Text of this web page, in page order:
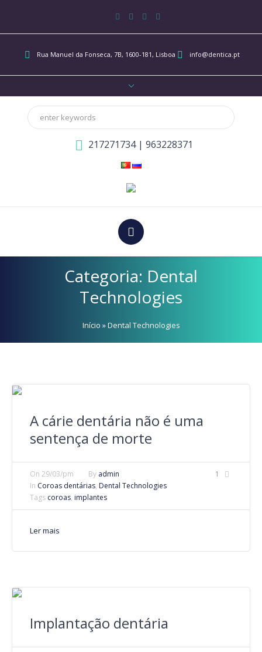
Rua Manuel da Fonseca, 7B, 1600-181, Lisboa info@dentica.pt
217271734 |963228371
Categoria: Dental
Technologies
Início »Dental Technologies
A cárie dentária não é uma
sentença de morte
1
On 29/03/pm By admin
In Coroas dentárias, Dental Technologies
Tags coroas, implantes
Ler mais
Implantação dentária